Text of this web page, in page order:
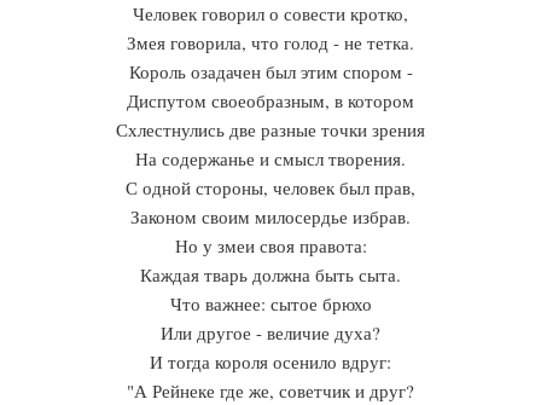
Человек говорил о совести кротко,
Змея говорила, что голод - не тетка.
Король озадачен был этим спором -
Диспутом своеобразным, в котором
Схлестнулись две разные точки зрения
На содержанье и смысл творения.
С одной стороны, человек был прав,
Законом своим милосердье избрав.
Но у змеи своя правота:
Каждая тварь должна быть сыта.
Что важнее: сытое брюхо
Или другое - величие духа?
И тогда короля осенило вдруг:
"А Рейнеке где же, советчик и друг?